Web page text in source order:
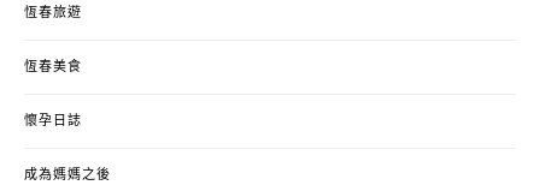
恆春旅遊
恆春美食
懷孕日誌
成為媽媽之後